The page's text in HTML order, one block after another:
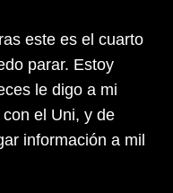
este es el cuarto
parar. Estoy
le digo a mi
el Uni, y de
información a mil